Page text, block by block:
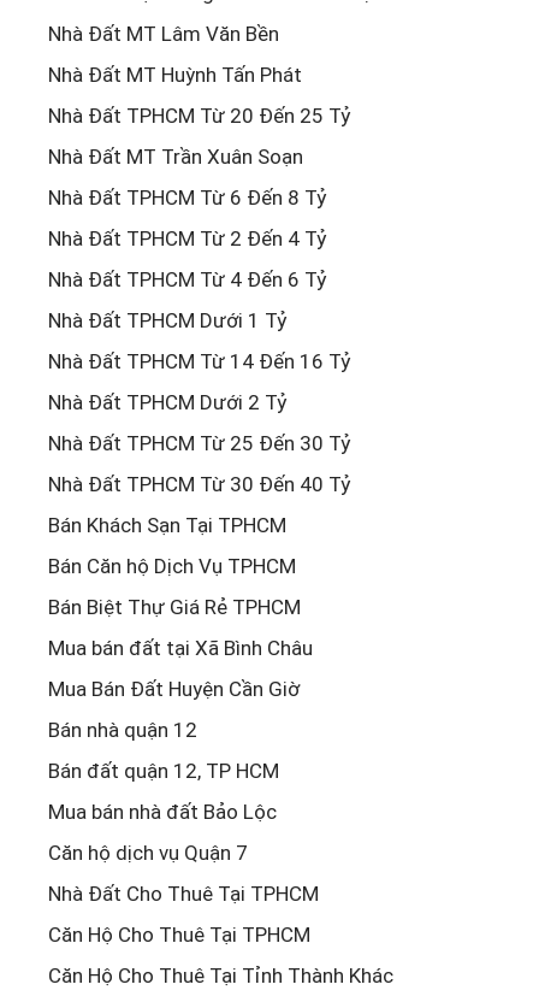
Nhà Đất MT Lâm Văn Bền
Nhà Đất MT Huỳnh Tấn Phát
Nhà Đất TPHCM Từ 20 Đến 25 Tỷ
Nhà Đất MT Trần Xuân Soạn
Nhà Đất TPHCM Từ 6 Đến 8 Tỷ
Nhà Đất TPHCM Từ 2 Đến 4 Tỷ
Nhà Đất TPHCM Từ 4 Đến 6 Tỷ
Nhà Đất TPHCM Dưới 1 Tỷ
Nhà Đất TPHCM Từ 14 Đến 16 Tỷ
Nhà Đất TPHCM Dưới 2 Tỷ
Nhà Đất TPHCM Từ 25 Đến 30 Tỷ
Nhà Đất TPHCM Từ 30 Đến 40 Tỷ
Bán Khách Sạn Tại TPHCM
Bán Căn hộ Dịch Vụ TPHCM
Bán Biệt Thự Giá Rẻ TPHCM
Mua bán đất tại Xã Bình Châu
Mua Bán Đất Huyện Cần Giờ
Bán nhà quận 12
Bán đất quận 12, TP HCM
Mua bán nhà đất Bảo Lộc
Căn hộ dịch vụ Quận 7
Nhà Đất Cho Thuê Tại TPHCM
Căn Hộ Cho Thuê Tại TPHCM
Căn Hộ Cho Thuê Tại Tỉnh Thành Khác